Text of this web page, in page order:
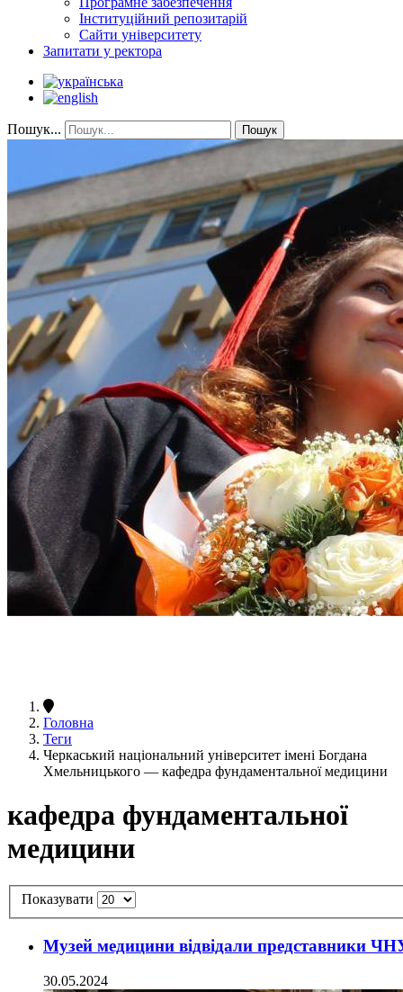
Інституційний репозитарій
Сайти університету
Запитати у ректора
Пошук... Пошук
Головна
Теги
Черкаський національний університет імені Богдана
Хмельницького — кафедра фундаментальної медицини
кафедра фундаментальної
медицини
Показувати
Музей медицини відвідали представники
30.05.2024